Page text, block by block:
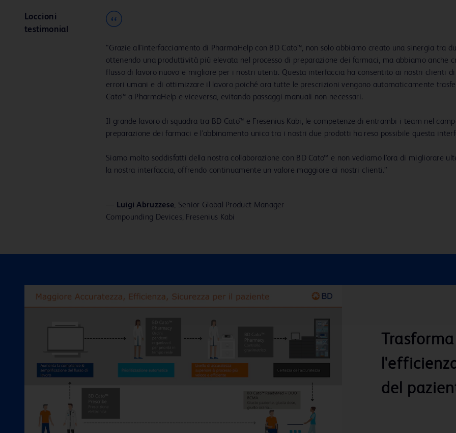
Loccioni
testimonial
“Grazie all'interfacciamento di PharmaHelp con BD Cato™, non solo abbiamo creato una sinergia tra
ottenendo una produttività più elevata nel processo di preparazione dei farmaci, ma abbiamo anche
flusso di lavoro nuovo e migliore per i nostri utenti. Questa interfaccia ha consentito ai nostri clienti
errori umani e di ottimizzare il lavoro poiché ora tutte le prescrizioni vengono automaticamente
Cato™ a PharmaHelp e viceversa, evitando passaggi manuali non necessari.
Il grande lavoro di squadra tra BD Cato™ e Fresenius Kabi, le competenze di entrambi i team nel
preparazione dei farmaci e l'abbinamento unico tra i nostri due prodotti ha reso possibile questa
Siamo molto soddisfatti della nostra collaborazione con BD Cato™ e non vediamo l'ora di migliorare
la nostra interfaccia, offrendo continuamente un valore maggiore ai nostri clienti.”
— Luigi Abruzzese, Senior Global Product Manager
Compounding Devices, Fresenius Kabi
del